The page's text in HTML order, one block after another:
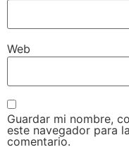
Web
Guardar mi nombre,
este navegador para
comentario.